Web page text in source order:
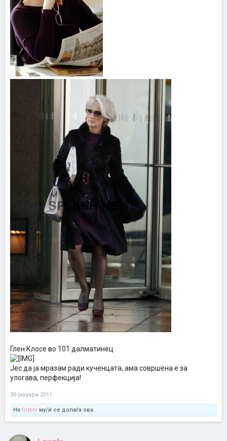
Глен Клосе во 101 далматинец
Јес да ја мразам ради кученцата, ама совршена е за
улогава, перфекција!
30 јануари 2011
На frutini му/ѝ се допаѓа ова.